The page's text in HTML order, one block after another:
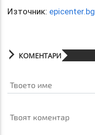
Източник: epicenter.bg
КОМЕНТАРИ
Твоето име
Твоят коментар